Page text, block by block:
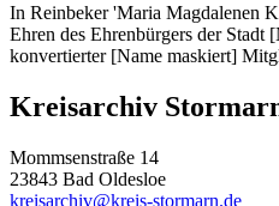
In Reinbeker 'Maria Magdalenen
Ehren des Ehrenbürgers der Stadt
konvertierter [Name maskiert]
Kreisarchiv
Mommsenstraße 14
23843 Bad Oldesloe
kreisarchiv@kreis-stormarn.de